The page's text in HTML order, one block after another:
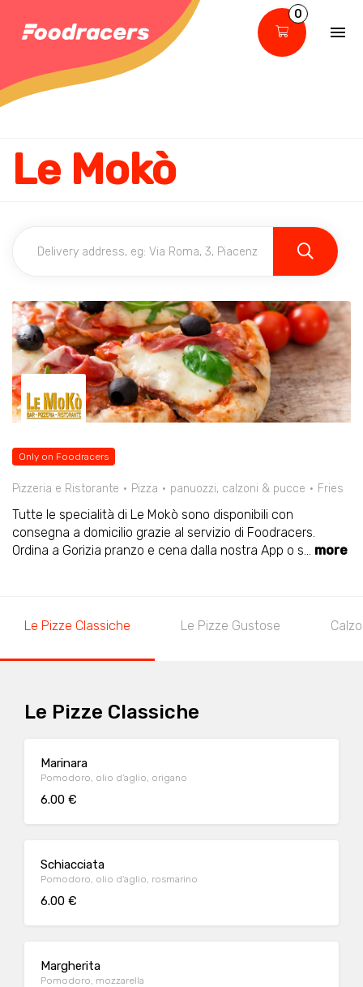
0
Le Mokò
Only on Foodracers
Pizzeria e Ristorante Pizza panuozzi, calzoni & pucce Fries
Tutte le specialità di Le Mokò sono disponibili con
consegna a domicilio grazie al servizio di Foodracers.
Ordina a Gorizia pranzo e cena dalla nostra App o s... more
Le Pizze Classiche Le Pizze Gustose
Le Pizze Classiche
Marinara
Pomodoro, olio d'aglio, origano
6.00 €
Schiacciata
Pomodoro, olio d'aglio, rosmarino
6.00 €
Margherita
Pomodoro, mozzarella